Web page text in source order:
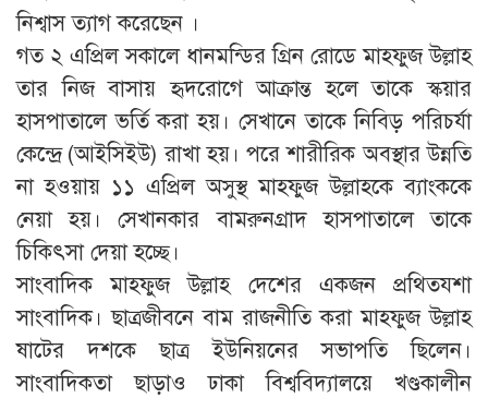
নিশ্বাস ত্যাগ করেছেন ।
গত ২ এপ্রিল সকালে ধানমন্ডির গ্রিন রোডে মাহফুজ উল্লাহ
তার নিজ বাসায় হৃদরোগে আক্রান্ত হলে তাকে স্কয়ার
হাসপাতালে ভর্তি করা হয়। সেখা‌নে তাকে নিবিড় পরিচর্যা
কেন্দ্রে (আইসিইউ) রাখা হয়। পরে শারীরিক অবস্থার উন্নতি
না হওয়ায় ১১ এপ্রিল অসুস্থ মাহফুজ উল্লাহকে ব্যাংককে
নেয়া হয়। সেখানকার বামরুনগ্রাদ হাসপাতালে তাকে
চিকিৎসা দেয়া হচ্ছে।
সাংবাদিক মাহফুজ উল্লাহ দেশের একজন প্রথিতযশা
সাংবাদিক। ছাত্রজীবনে বাম রাজনীতি করা মাহফুজ উল্লাহ
ষাটের দশকে ছাত্র ইউনিয়নের সভাপতি ছিলেন।
সাংবাদিকতা ছাড়াও ঢাকা বিশ্ববিদ্যালয়ে খণ্ডকালীন